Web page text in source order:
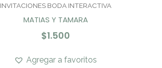
INVITACIONES BODA INTERACTIVA
MATIAS Y TAMARA
$1.500
Agregar a favoritos